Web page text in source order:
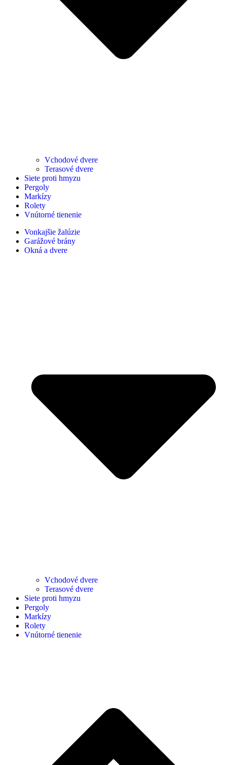
Vchodové dvere
Terasové dvere
Siete proti hmyzu
Pergoly
Markízy
Rolety
Vnútorné tienenie
Vonkajšie žalúzie
Garážové brány
Okná a dvere
Vchodové dvere
Terasové dvere
Siete proti hmyzu
Pergoly
Markízy
Rolety
Vnútorné tienenie